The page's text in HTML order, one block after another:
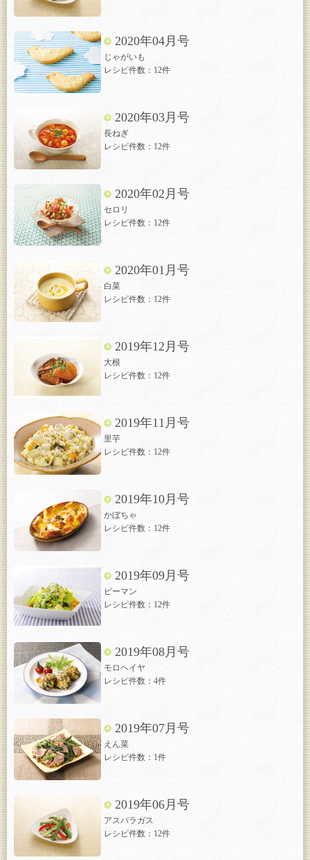
2020年04月号
じゃがいも
レシピ件数：12件
2020年03月号
長ねぎ
レシピ件数：12件
2020年02月号
セロリ
レシピ件数：12件
2020年01月号
白菜
レシピ件数：12件
2019年12月号
大根
レシピ件数：12件
2019年11月号
里芋
レシピ件数：12件
2019年10月号
かぼちゃ
レシピ件数：12件
2019年09月号
ピーマン
レシピ件数：12件
2019年08月号
モロヘイヤ
レシピ件数：4件
2019年07月号
えん菜
レシピ件数：1件
2019年06月号
アスパラガス
レシピ件数：12件